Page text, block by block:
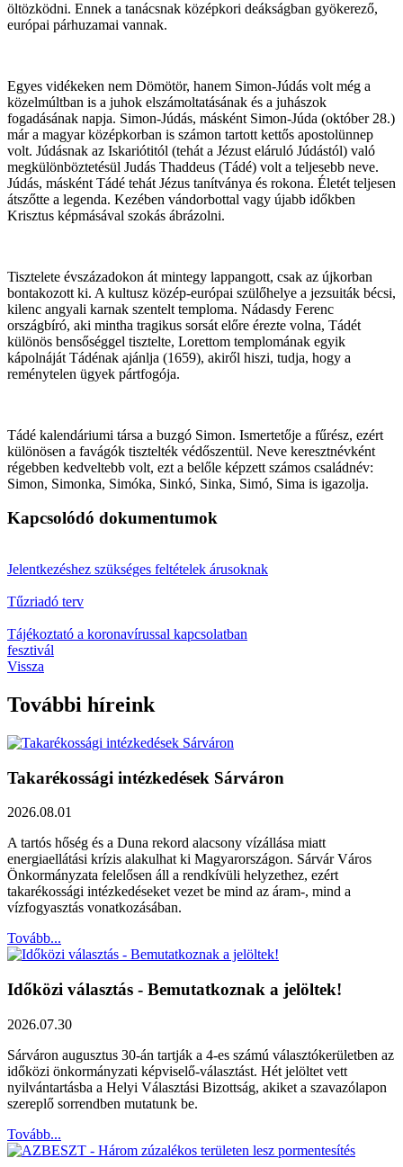
öltözködni. Ennek a tanácsnak középkori deákságban gyökerező,
európai párhuzamai vannak.
Egyes vidékeken nem Dömötör, hanem Simon-Júdás volt még a
közelmúltban is a juhok elszámoltatásának és a juhászok
fogadásának napja. Simon-Júdás, másként Simon-Júda (október 28.)
már a magyar középkorban is számon tartott kettős apostolünnep
volt. Júdásnak az Iskariótitól (tehát a Jézust eláruló Júdástól) való
megkülönböztetésül Judás Thaddeus (Tádé) volt a teljesebb neve.
Júdás, másként Tádé tehát Jézus tanítványa és rokona. Életét teljesen
átszőtte a legenda. Kezében vándorbottal vagy újabb időkben
Krisztus képmásával szokás ábrázolni.
Tisztelete évszázadokon át mintegy lappangott, csak az újkorban
bontakozott ki. A kultusz közép-európai szülőhelye a jezsuiták bécsi,
kilenc angyali karnak szentelt temploma. Nádasdy Ferenc
országbíró, aki mintha tragikus sorsát előre érezte volna, Tádét
különös bensőséggel tisztelte, Lorettom templomának egyik
kápolnáját Tádénak ajánlja (1659), akiről hiszi, tudja, hogy a
reménytelen ügyek pártfogója.
Tádé kalendáriumi társa a buzgó Simon. Ismertetője a fűrész, ezért
különösen a favágók tisztelték védőszentül. Neve keresztnévként
régebben kedveltebb volt, ezt a belőle képzett számos családnév:
Simon, Simonka, Simóka, Sinkó, Sinka, Simó, Sima is igazolja.
Kapcsolódó dokumentumok
Jelentkezéshez szükséges feltételek árusoknak
Tűzriadó terv
Tájékoztató a koronavírussal kapcsolatban
fesztivál
Vissza
További híreink
Takarékossági intézkedések Sárváron
2026.08.01
A tartós hőség és a Duna rekord alacsony vízállása miatt
energiaellátási krízis alakulhat ki Magyarországon. Sárvár Város
Önkormányzata felelősen áll a rendkívüli helyzethez, ezért
takarékossági intézkedéseket vezet be mind az áram-, mind a
vízfogyasztás vonatkozásában.
Tovább...
Időközi választás - Bemutatkoznak a jelöltek!
2026.07.30
Sárváron augusztus 30-án tartják a 4-es számú választókerületben az
időközi önkormányzati képviselő-választást. Hét jelöltet vett
nyilvántartásba a Helyi Választási Bizottság, akiket a szavazólapon
szereplő sorrendben mutatunk be.
Tovább...